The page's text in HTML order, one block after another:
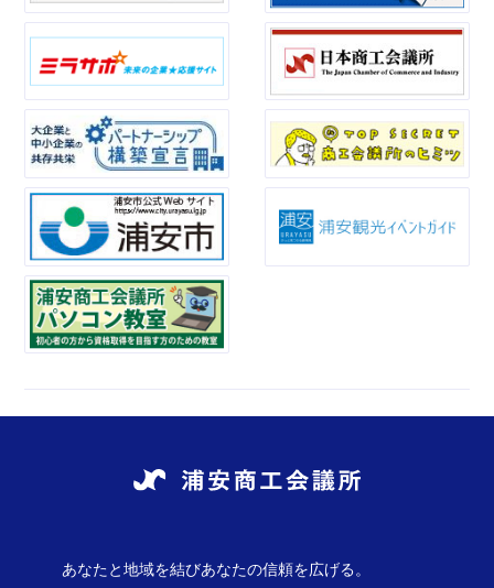
あなたと地域を結びあなたの信頼を広げる。